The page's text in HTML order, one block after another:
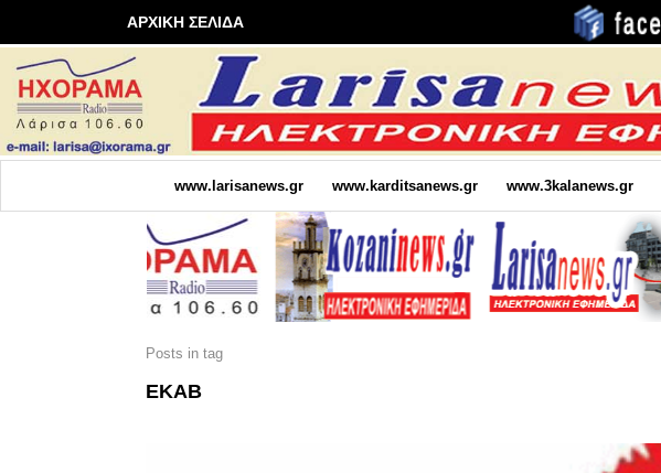
ΑΡΧΙΚΗ ΣΕΛΙΔΑ
www.larisanews.gr www.karditsanews.gr www.3kalanews.gr
Posts in tag
ΕΚΑΒ